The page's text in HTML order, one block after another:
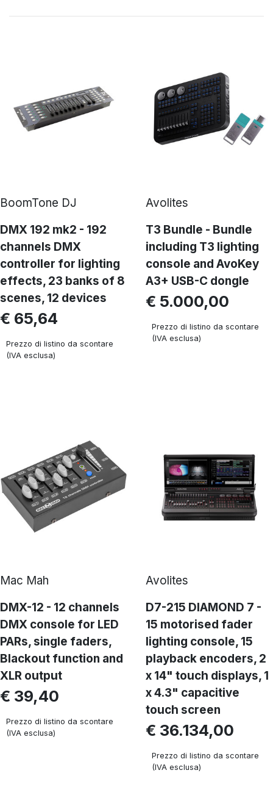
BoomTone DJ
DMX 192 mk2 - 192
channels DMX
controller for lighting
effects, 23 banks of 8
scenes, 12 devices
€ 65,64
Prezzo di listino da scontare
(IVA esclusa)
Avolites
T3 Bundle - Bundle
including T3 lighting
console and AvoKey
A3+ USB-C dongle
€ 5.000,00
Prezzo di listino da scontare
(IVA esclusa)
Mac Mah
DMX-12 - 12 channels
DMX console for LED
PARs, single faders,
Blackout function and
XLR output
€ 39,40
Prezzo di listino da scontare
(IVA esclusa)
Avolites
D7-215 DIAMOND 7 -
15 motorised fader
lighting console, 15
playback encoders, 2
x 14" touch displays, 1
x 4.3" capacitive
touch screen
€ 36.134,00
Prezzo di listino da scontare
(IVA esclusa)